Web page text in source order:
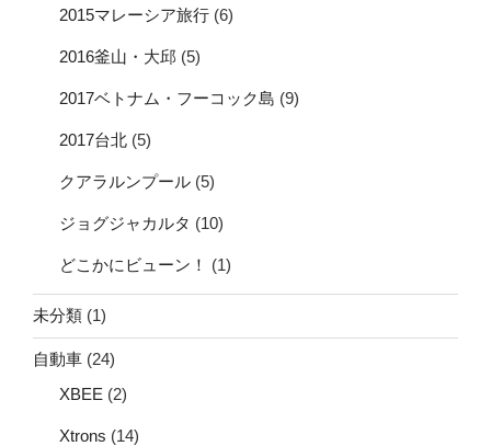
2015マレーシア旅行 (6)
2016釜山・大邱 (5)
2017ベトナム・フーコック島 (9)
2017台北 (5)
クアラルンプール (5)
ジョグジャカルタ (10)
どこかにビューン！ (1)
未分類 (1)
自動車 (24)
XBEE (2)
Xtrons (14)